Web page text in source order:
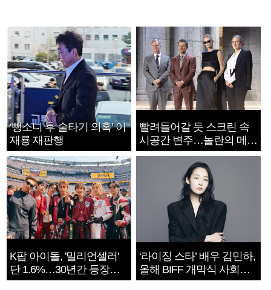
‘뺑소니 후 술타기 의혹’ 이
재룡 재판행
빨려들어갈 듯 스크린 속
시공간 변주…놀란의 메시
지는 ‘전쟁 속죄’
K팝 아이돌, '밀리언셀러'
단 1.6%…30년간 등장
1182개팀 전수조사
‘라이징 스타’ 배우 김민하,
올해 BIFF 개막식 사회자
확정